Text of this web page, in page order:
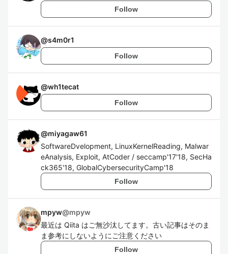
Follow
@s4m0r1
Follow
@wh1tecat
Follow
@miyagaw61
SoftwareDvelopment, LinuxKernelReading, Malwar
eAnalysis, Exploit, AtCoder / seccamp'17'18, SecHa
ck365'18, GlobalCybersecurityCamp'18
Follow
mpyw@mpyw
最近は Qiita はご無沙汰してます。古い記事はそのま
ま参考にしないようにご注意ください
Follow